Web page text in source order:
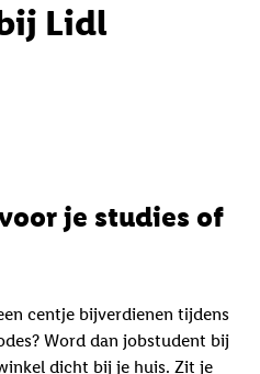
Lidl
je studies of
centje bijverdienen tijdens
Word dan jobstudent bij
dicht bij je huis. Zit je